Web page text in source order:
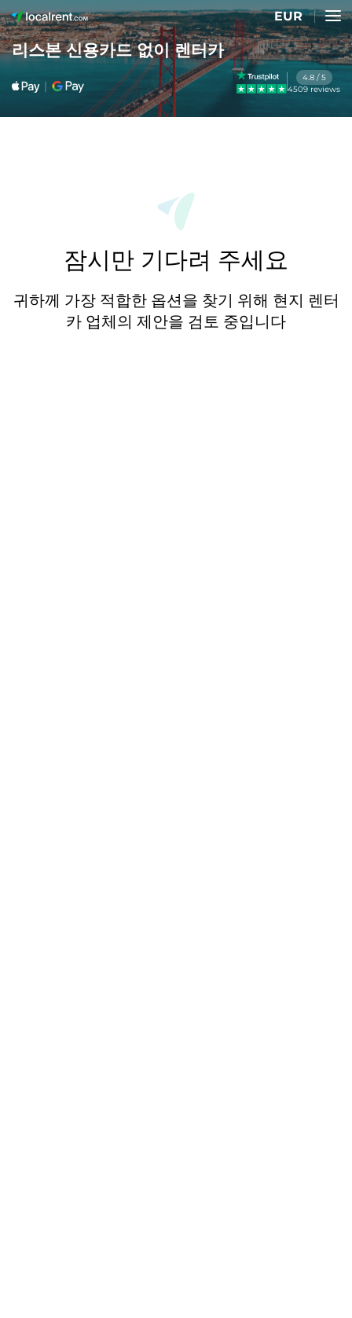
EUR
리스본 신용카드 없이 렌터카
4.8 / 5
4509 reviews
잠시만 기다려 주세요
귀하께 가장 적합한 옵션을 찾기 위해 현지 렌터
카 업체의 제안을 검토 중입니다